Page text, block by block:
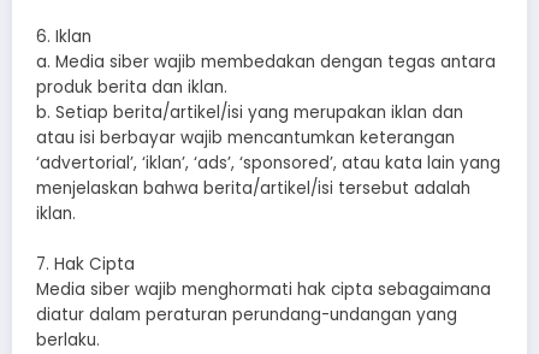
6. Iklan
a. Media siber wajib membedakan dengan tegas antara
produk berita dan iklan.
b. Setiap berita/artikel/isi yang merupakan iklan dan
atau isi berbayar wajib mencantumkan keterangan
‘advertorial’, ‘iklan’, ‘ads’, ‘sponsored’, atau kata lain yang
menjelaskan bahwa berita/artikel/isi tersebut adalah
iklan.
7. Hak Cipta
Media siber wajib menghormati hak cipta sebagaimana
diatur dalam peraturan perundang-undangan yang
berlaku.